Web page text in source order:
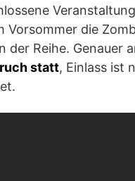
Vorsommer die
Reihe. Genauer
statt, Einlass ist